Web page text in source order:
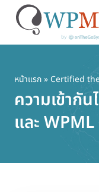
เนื้อหา
หลัก
หน้าแรก» Certified
ความเข้ากั
และ WPML